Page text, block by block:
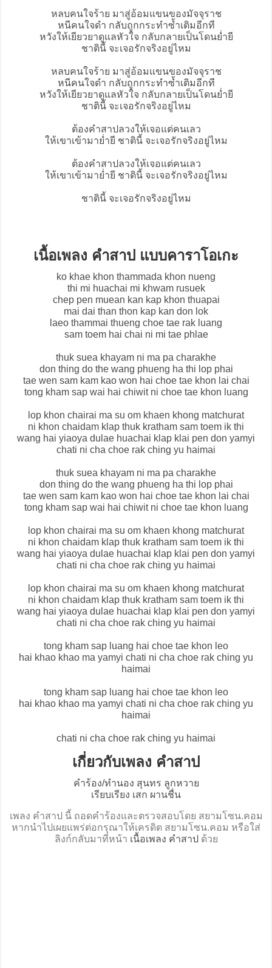
หลบคนใจร้าย มาสู่อ้อมแขนของมัจจุราช
หนีคนใจดำ กลับถูกกระทำซ้ำเติมอีกที
หวังให้เยียวยาดูแลหัวใจ กลับกลายเป็นโดนย่ำยี
ชาตินี้ จะเจอรักจริงอยู่ไหม
หลบคนใจร้าย มาสู่อ้อมแขนของมัจจุราช
หนีคนใจดำ กลับถูกกระทำซ้ำเติมอีกที
หวังให้เยียวยาดูแลหัวใจ กลับกลายเป็นโดนย่ำยี
ชาตินี้ จะเจอรักจริงอยู่ไหม
ต้องคำสาปลวงให้เจอแต่คนเลว
ให้เขาเข้ามาย่ำยี ชาตินี้ จะเจอรักจริงอยู่ไหม
ต้องคำสาปลวงให้เจอแต่คนเลว
ให้เขาเข้ามาย่ำยี ชาตินี้ จะเจอรักจริงอยู่ไหม
ชาตินี้ จะเจอรักจริงอยู่ไหม
เนื้อเพลง คำสาป แบบคาราโอเกะ
ko khae khon thammada khon nueng
thi mi huachai mi khwam rusuek
chep pen muean kan kap khon thuapai
mai dai than thon kap kan don lok
laeo thammai thueng choe tae rak luang
sam toem hai chai ni mi tae phlae
thuk suea khayam ni ma pa charakhe
don thing do the wang phueng ha thi lop phai
tae wen sam kam kao won hai choe tae khon lai chai
tong kham sap wai hai chiwit ni choe tae khon luang
lop khon chairai ma su om khaen khong matchurat
ni khon chaidam klap thuk kratham sam toem ik thi
wang hai yiaoya dulae huachai klap klai pen don yamyi
chati ni cha choe rak ching yu haimai
thuk suea khayam ni ma pa charakhe
don thing do the wang phueng ha thi lop phai
tae wen sam kam kao won hai choe tae khon lai chai
tong kham sap wai hai chiwit ni choe tae khon luang
lop khon chairai ma su om khaen khong matchurat
ni khon chaidam klap thuk kratham sam toem ik thi
wang hai yiaoya dulae huachai klap klai pen don yamyi
chati ni cha choe rak ching yu haimai
lop khon chairai ma su om khaen khong matchurat
ni khon chaidam klap thuk kratham sam toem ik thi
wang hai yiaoya dulae huachai klap klai pen don yamyi
chati ni cha choe rak ching yu haimai
tong kham sap luang hai choe tae khon leo
hai khao khao ma yamyi chati ni cha choe rak ching yu
haimai
tong kham sap luang hai choe tae khon leo
hai khao khao ma yamyi chati ni cha choe rak ching yu
haimai
chati ni cha choe rak ching yu haimai
เกี่ยวกับเพลง คำสาป
คำร้อง/ทำนอง สุนทร ลูกหวาย
เรียบเรียง เสก ผานชื่น
เพลง คำสาป นี้ ถอดคำร้องและตรวจสอบโดย สยามโซน.คอม
หากนำไปเผยแพร่ต่อกรุณาให้เครดิต สยามโซน.คอม หรือใส่
ลิงก์กลับมาที่หน้า เนื้อเพลง คำสาป ด้วย